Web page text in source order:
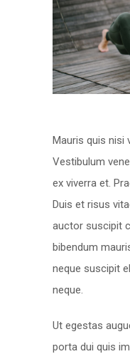
Mauris quis nisi
Vestibulum
ex viverra et.
Duis et risus
auctor suscipit
bibendum
neque suscipit
neque.
Ut egestas
porta dui quis